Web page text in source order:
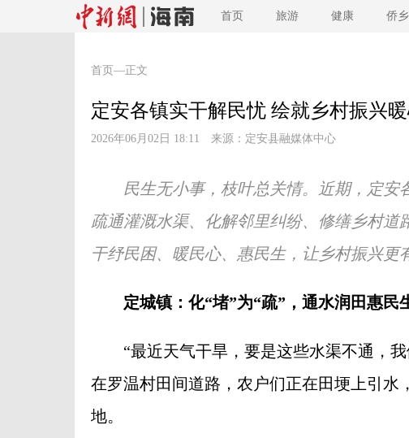
首页 旅游 健康 侨乡
首页 —正文
定安各镇实干解民忧 绘就乡村振兴暖
2026年06月02日 18:11 来源： 定安县融媒体中心
民生无小事，枝叶总关情。近期，定安
疏通灌溉水渠、化解邻里纠纷、修缮乡村
干纾民困、暖民心、惠民生，让乡村振兴更
定城镇：化“堵”为“疏”，通水润田惠民
“最近天气干旱，要是这些水渠不通，我
在罗温村田间道路，农户们正在田埂上引水
地。